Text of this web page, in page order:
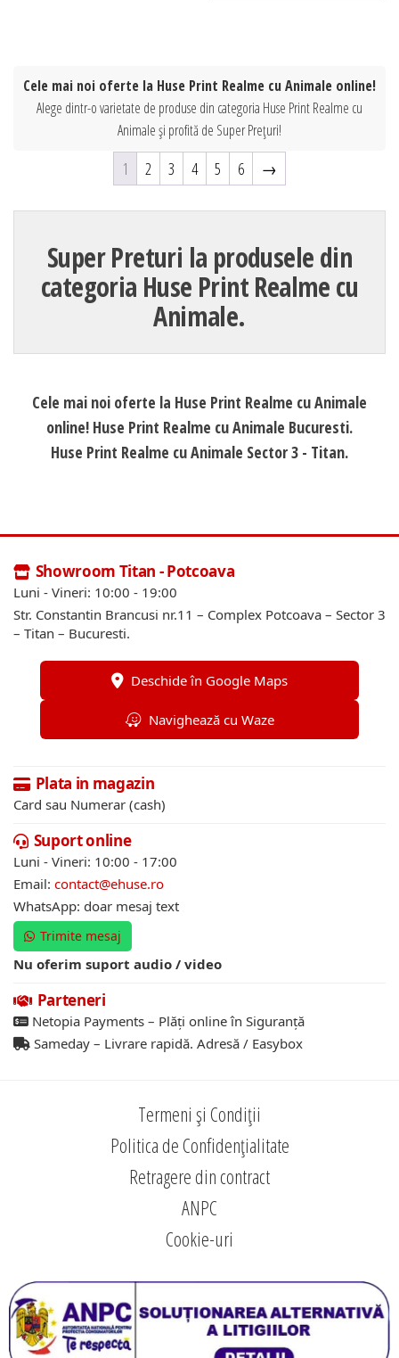
Cele mai noi oferte la Huse Print Realme cu Animale online!
Alege dintr-o varietate de produse din categoria Huse Print Realme cu
Animale și profită de Super Prețuri!
1 2 3 4 5 6 →
Super Preturi la produsele din
categoria Huse Print Realme cu
Animale.
Cele mai noi oferte la Huse Print Realme cu Animale
online! Huse Print Realme cu Animale Bucuresti.
Huse Print Realme cu Animale Sector 3 - Titan.
Showroom Titan - Potcoava
Luni - Vineri: 10:00 - 19:00
Str. Constantin Brancusi nr.11 – Complex Potcoava – Sector 3
– Titan – Bucuresti.
Deschide în Google Maps
Navighează cu Waze
Plata in magazin
Card sau Numerar (cash)
Suport online
Luni - Vineri: 10:00 - 17:00
Email: contact@ehuse.ro
WhatsApp: doar mesaj text
Trimite mesaj
Nu oferim suport audio / video
Parteneri
Netopia Payments – Plăți online în Siguranță
Sameday – Livrare rapidă. Adresă / Easybox
Termeni și Condiții
Politica de Confidențialitate
Retragere din contract
ANPC
Cookie-uri